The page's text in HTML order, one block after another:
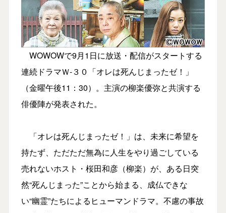
WOWOWで9月1日に放送・配信がスタートする
連続ドラマＷ-３０「オレは死んじまったゼ！」
（金曜午後11：30）。主演の柳楽優弥と共演する
俳優陣が発表された。
「オレは死んじまったゼ！」は、未来に希望を
持たず、ただただ無為に人生をやり過ごしている
売れないホスト・桜田和彦（柳楽）が、ある日突
然“死んじまった”ことから始まる、成仏できな
い“幽霊”たちによるヒューマンドラマ。不慮の事故